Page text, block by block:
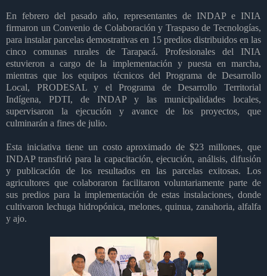
En febrero del pasado año, representantes de INDAP e INIA
firmaron un Convenio de Colaboración y Traspaso de Tecnologías,
para instalar parcelas demostrativas en 15 predios distribuidos en las
cinco comunas rurales de Tarapacá. Profesionales del INIA
estuvieron a cargo de la implementación y puesta en marcha,
mientras que los equipos técnicos del Programa de Desarrollo
Local, PRODESAL y el Programa de Desarrollo Territorial
Indígena, PDTI, de INDAP y las municipalidades locales,
supervisaron la ejecución y avance de los proyectos, que
culminarán a fines de julio.
Esta iniciativa tiene un costo aproximado de $23 millones, que
INDAP transfirió para la capacitación, ejecución, análisis, difusión
y publicación de los resultados en las parcelas exitosas. Los
agricultores que colaboraron facilitaron voluntariamente parte de
sus predios para la implementación de estas instalaciones, donde
cultivaron lechuga hidropónica, melones, quinua, zanahoria, alfalfa
y ajo.